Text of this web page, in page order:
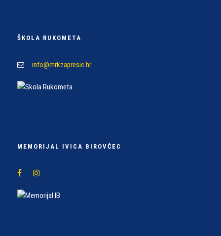
ŠKOLA RUKOMETA
info@mrkzapresic.hr
MEMORIJAL IVICA BIROVČEC